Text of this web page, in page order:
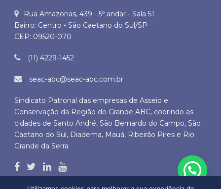
Rua Amazonas, 439 - 5º andar - Sala 51
Bairro: Centro - São Caetano do Sul/SP
CEP: 09520-070
(11) 4229-1452
seac-abc@seac-abc.com.br
Sindicato Patronal das empresas de Asseio e
Conservação da Região do Grande ABC, cobrindo as
cidades de Santo André, São Bernardo do Campo, São
Caetano do Sul, Diadema, Mauá, Ribeirão Pires e Rio
Grande da Serra